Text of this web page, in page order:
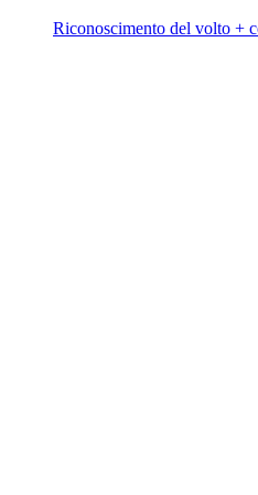
Riconoscimento del volto +